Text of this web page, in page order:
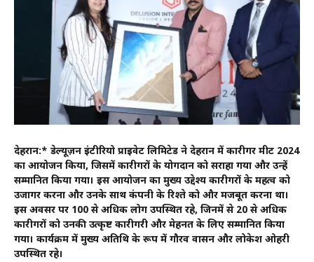
देहरादून:* डेल्यूज़न इंटीरियो प्राइवेट लिमिटेड ने देहरादून में कारीगर मीट 2024
का आयोजन किया, जिसमें कारीगरों के योगदान को सराहा गया और उन्हें
सम्मानित किया गया। इस आयोजन का मुख्य उद्देश्य कारीगरों के महत्व को
उजागर करना और उनके साथ कंपनी के रिश्ते को और मजबूत करना था।
इस अवसर पर 100 से अधिक लोग उपस्थित रहे, जिनमें से 20 से अधिक
कारीगरों को उनकी उत्कृष्ट कारीगरी और मेहनत के लिए सम्मानित किया
गया। कार्यक्रम में मुख्य अतिथि के रूप में गौरव वासन और लोकेश ओहरी
उपस्थित रहे।